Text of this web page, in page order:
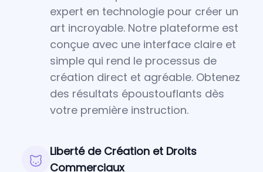
expert en technologie pour créer un
art incroyable. Notre plateforme est
conçue avec une interface claire et
simple qui rend le processus de
création direct et agréable. Obtenez
des résultats époustouflants dès
votre première instruction.
Liberté de Création et Droits
Commerciaux